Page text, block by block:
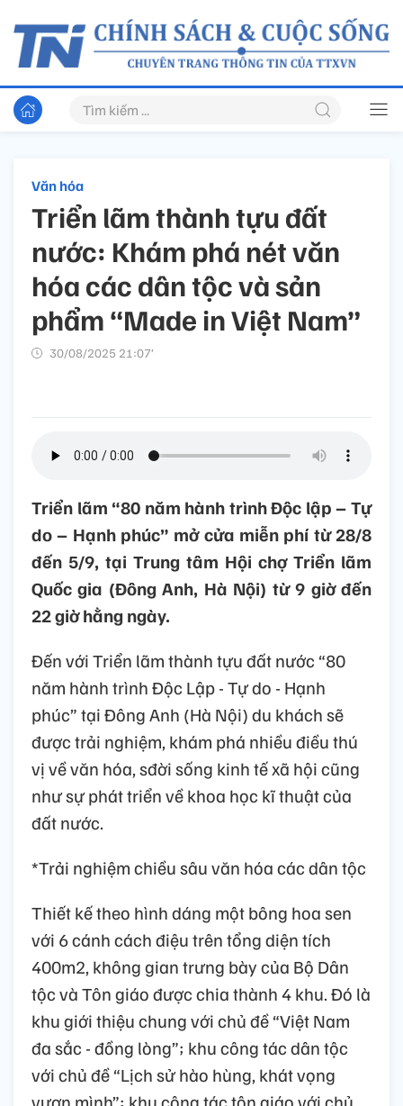
Văn hóa
Triển lãm thành tựu đất
nước: Khám phá nét văn
hóa các dân tộc và sản
phẩm “Made in Việt Nam”
30/08/2025 21:07’
Triển lãm “80 năm hành trình Độc lập – Tự
do – Hạnh phúc” mở cửa miễn phí từ 28/8
đến 5/9, tại Trung tâm Hội chợ Triển lãm
Quốc gia (Đông Anh, Hà Nội) từ 9 giờ đến
22 giờ hằng ngày.
Đến với Triển lãm thành tựu đất nước “80
năm hành trình Độc Lập - Tự do - Hạnh
phúc” tại Đông Anh (Hà Nội) du khách sẽ
được trải nghiệm, khám phá nhiều điều thú
vị về văn hóa, sđời sống kinh tế xã hội cũng
như sự phát triển về khoa học kĩ thuật của
đất nước.
*Trải nghiệm chiều sâu văn hóa các dân tộc
Thiết kế theo hình dáng một bông hoa sen
với 6 cánh cách điệu trên tổng diện tích
400m2, không gian trưng bày của Bộ Dân
tộc và Tôn giáo được chia thành 4 khu. Đó là
khu giới thiệu chung với chủ đề “Việt Nam
đa sắc - đồng lòng”; khu công tác dân tộc
với chủ đề “Lịch sử hào hùng, khát vọng